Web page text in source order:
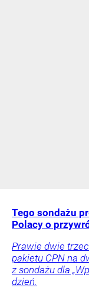
Tego sondażu
Polacy o
Prawie dwie
pakietu CPN na
z sondażu dla
dzień.